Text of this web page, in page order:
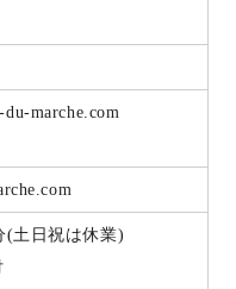
marche.com
(土日祝は休業)